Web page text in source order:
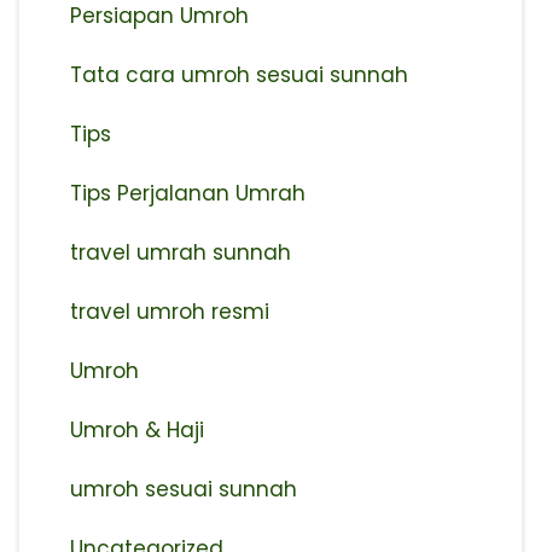
Persiapan Umroh
Tata cara umroh sesuai sunnah
Tips
Tips Perjalanan Umrah
travel umrah sunnah
travel umroh resmi
Umroh
Umroh & Haji
umroh sesuai sunnah